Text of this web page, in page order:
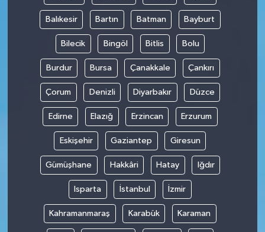
Balıkesir Bartın Batman Bayburt
Bilecik Bingöl Bitlis Bolu
Burdur Bursa Çanakkale Çankırı
Çorum Denizli Diyarbakır Düzce
Edirne Elazığ Erzincan Erzurum
Eskişehir Gaziantep Giresun
Gümüşhane Hakkâri Hatay Iğdır
Isparta İstanbul İzmir
Kahramanmaraş Karabük Karaman